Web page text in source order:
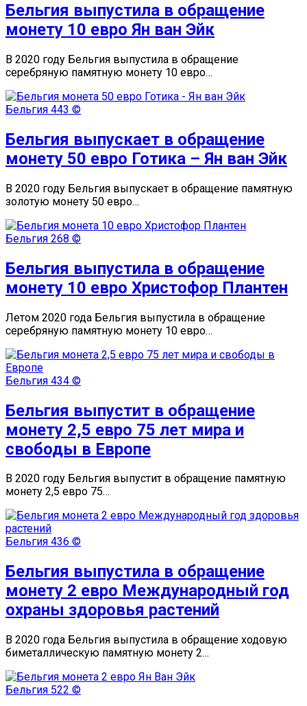
Бельгия выпустила в обращение
монету 10 евро Ян ван Эйк
В 2020 году Бельгия выпустила в обращение
серебряную памятную монету 10 евро…
Бельгия 443 ©
Бельгия выпускает в обращение
монету 50 евро Готика – Ян ван Эйк
В 2020 году Бельгия выпускает в обращение памятную
золотую монету 50 евро…
Бельгия 268 ©
Бельгия выпустила в обращение
монету 10 евро Христофор Плантен
Летом 2020 года Бельгия выпустила в обращение
серебряную памятную монету 10 евро…
Бельгия 434 ©
Бельгия выпустит в обращение
монету 2,5 евро 75 лет мира и
свободы в Европе
В 2020 году Бельгия выпустит в обращение памятную
монету 2,5 евро 75…
Бельгия 436 ©
Бельгия выпустила в обращение
монету 2 евро Международный год
охраны здоровья растений
В 2020 года Бельгия выпустила в обращение ходовую
биметаллическую памятную монету 2…
Бельгия 522 ©